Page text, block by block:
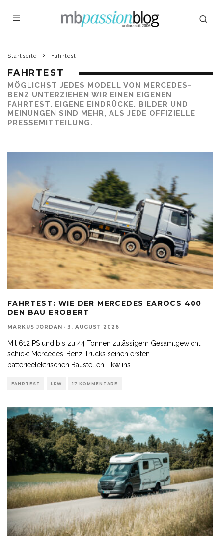
Startseite Fahrtest
FAHRTEST
MÖGLICHST JEDES MODELL VON MERCEDES-
BENZ UNTERZIEHEN WIR EINEN EIGENEN
FAHRTEST. EIGENE EINDRÜCKE, BILDER UND
MEINUNGEN SIND MEHR, ALS JEDE OFFIZIELLE
PRESSEMITTEILUNG.
FAHRTEST: WIE DER MERCEDES EAROCS 400
DEN BAU EROBERT
MARKUS JORDAN · 3. AUGUST 2026
Mit 612 PS und bis zu 44 Tonnen zulässigem Gesamtgewicht
schickt Mercedes-Benz Trucks seinen ersten
batterieelektrischen Baustellen-Lkw ins
FAHRTEST LKW 17 KOMMENTARE